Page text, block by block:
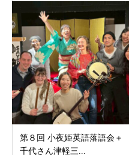
第８回 小夜姫英語落語会＋
千代さん津軽三...